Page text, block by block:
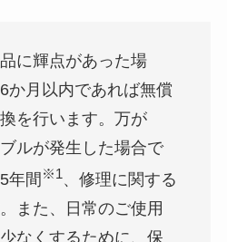
に輝点があった場
か月以内であれば無償
を行います。万が
ルが発生した場合で
年間 ※1、修理に関する
また、日常のご使用
なくするために、保